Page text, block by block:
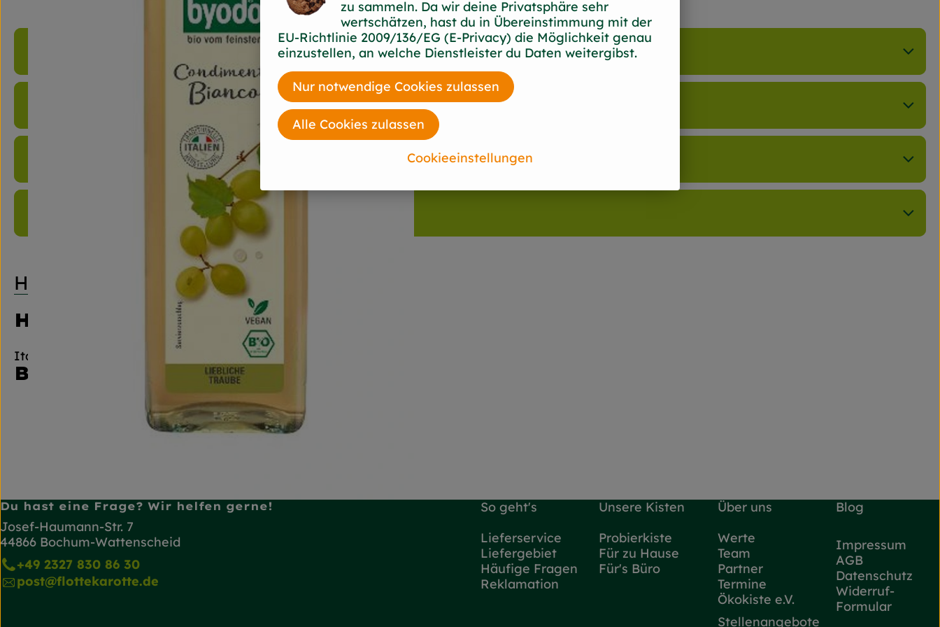
Herkunft
Hersteller: Byodo
Italien
Byodo
Du hast eine Frage? Wir helfen gerne!
Josef-Haumann-Str. 7
44866 Bochum-Wattenscheid
+49 2327 830 86 30
post@flottekarotte.de
So geht's
Lieferservice
Liefergebiet
Häufige Fragen
Reklamation
Unsere Kisten
Probierkiste
Für zu Hause
Für's Büro
Über uns
Werte
Team
Partner
Termine
Ökokiste e.V.
Stellenangebote
Blog
Impressum
AGB
Datenschutz
Widerruf-
Formular
zu sammeln. Da wir deine Privatsphäre sehr
wertschätzen, hast du in Übereinstimmung mit der
EU-Richtlinie 2009/136/EG (E-Privacy) die Möglichkeit genau
einzustellen, an welche Dienstleister du Daten weitergibst.
Cookieeinstellungen
Nur notwendige Cookies zulassen
Alle Cookies zulassen